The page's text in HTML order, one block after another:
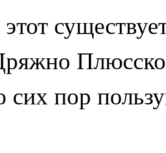
сих пор